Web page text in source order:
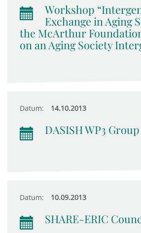
Workshop
Exchange in Aging
the McArthur
on an Aging Society
Datum: 14.10.2013
DASISH WP3
Datum: 10.09.2013
SHARE-ERIC